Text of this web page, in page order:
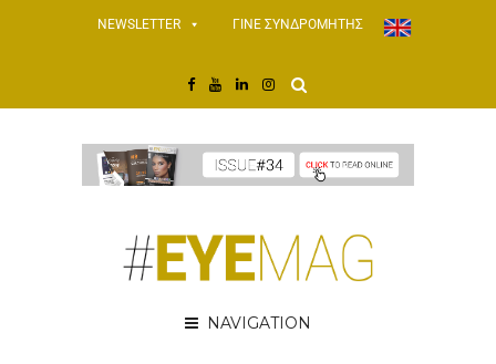
NEWSLETTER ΓΙΝΕ ΣΥΝΔΡΟΜΗΤΗΣ
NAVIGATION